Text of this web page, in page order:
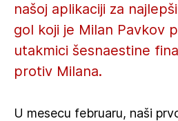
našoj aplikaciji za
gol koji je Milan Pavkov
utakmici šesnaestine
protiv Milana.
U mesecu februaru, naši